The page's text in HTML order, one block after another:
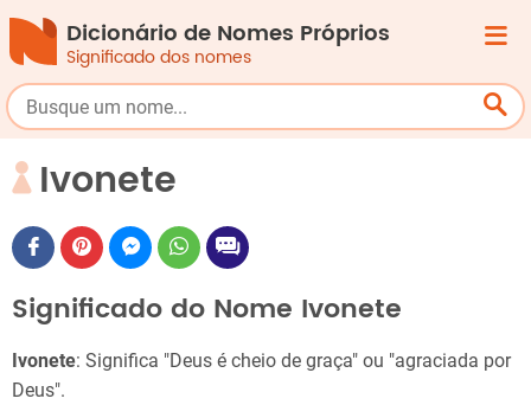
Dicionário de Nomes Próprios
Significado dos nomes
Ivonete
Significado do Nome Ivonete
Ivonete: Significa "Deus é cheio de graça" ou "agraciada por
Deus".